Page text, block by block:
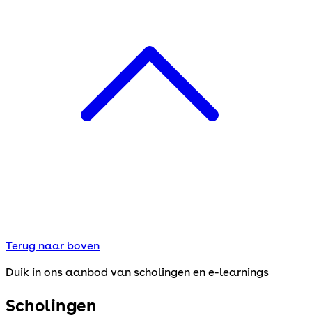
Terug naar boven
Duik in ons aanbod van scholingen en e-learnings
Scholingen